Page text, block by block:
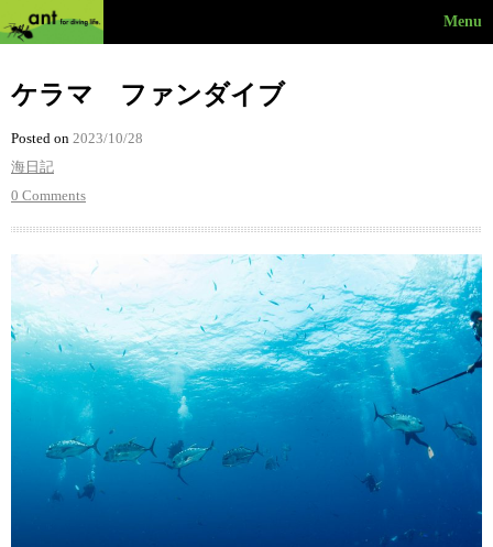
Menu
ケラマ ファンダイブ
Posted on 2023/10/28
海日記
0 Comments